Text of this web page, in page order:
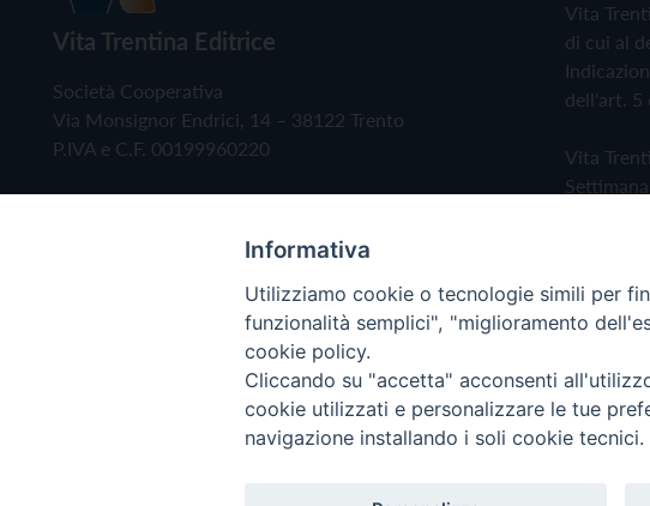
Vita Trentina Editrice
Società Cooperativa
Via Monsignor Endrici, 14 – 38122 Trento
P.IVA e C.F. 00199960220
Vita
di cui al
dell'art. 5
Vita
Privacy
Copyright © 2019 - Tutti i diritti riservati - Vita Trentina
Informativa
Utilizziamo cookie o tecnologie simili per
funzionalità semplici", "miglioramento
cookie policy.
Cliccando su "accetta" acconsenti
cookie utilizzati e personalizzare le tue
navigazione installando i soli cookie